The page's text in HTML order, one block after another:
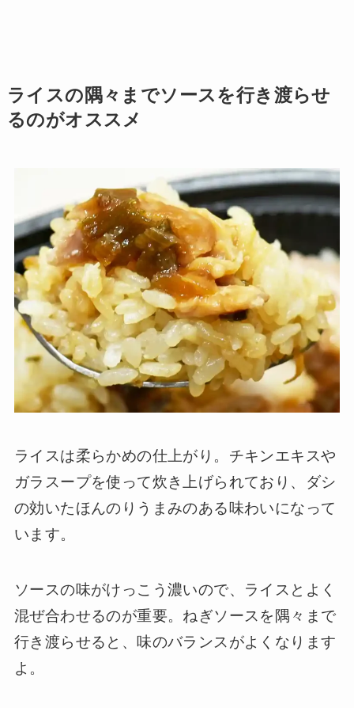
ライスの隅々までソースを行き渡らせ
るのがオススメ
ライスは柔らかめの仕上がり。チキンエキスや
ガラスープを使って炊き上げられており、ダシ
の効いたほんのりうまみのある味わいになって
います。
ソースの味がけっこう濃いので、ライスとよく
混ぜ合わせるのが重要。ねぎソースを隅々まで
行き渡らせると、味のバランスがよくなります
よ。